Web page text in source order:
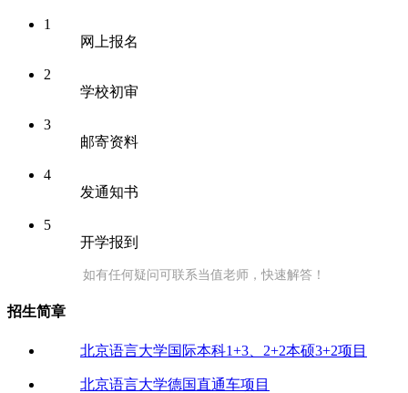
1
网上报名
2
学校初审
3
邮寄资料
4
发通知书
5
开学报到
如有任何疑问可联系当值老师，快速解答！
招生简章
北京语言大学国际本科1+3、2+2本硕3+2项目
北京语言大学德国直通车项目